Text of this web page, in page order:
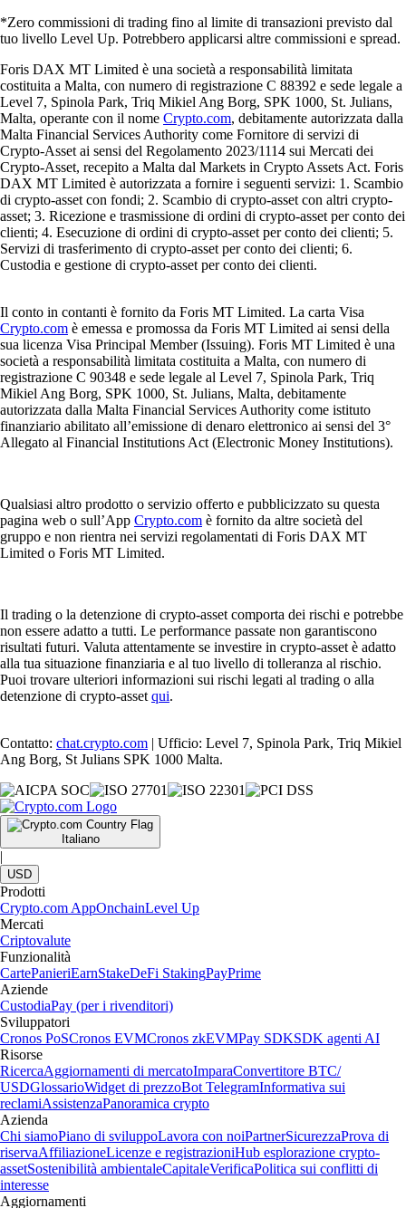
*Zero commissioni di trading fino al limite di transazioni previsto dal
tuo livello Level Up. Potrebbero applicarsi altre commissioni e spread.
Foris DAX MT Limited è una società a responsabilità limitata
costituita a Malta, con numero di registrazione C 88392 e sede legale a
Level 7, Spinola Park, Triq Mikiel Ang Borg, SPK 1000, St. Julians,
Malta, operante con il nome Crypto.com, debitamente autorizzata dalla
Malta Financial Services Authority come Fornitore di servizi di
Crypto-Asset ai sensi del Regolamento 2023/1114 sui Mercati dei
Crypto-Asset, recepito a Malta dal Markets in Crypto Assets Act. Foris
DAX MT Limited è autorizzata a fornire i seguenti servizi: 1. Scambio
di crypto-asset con fondi; 2. Scambio di crypto-asset con altri crypto-
asset; 3. Ricezione e trasmissione di ordini di crypto-asset per conto dei
clienti; 4. Esecuzione di ordini di crypto-asset per conto dei clienti; 5.
Servizi di trasferimento di crypto-asset per conto dei clienti; 6.
Custodia e gestione di crypto-asset per conto dei clienti.
Il conto in contanti è fornito da Foris MT Limited. La carta Visa
Crypto.com è emessa e promossa da Foris MT Limited ai sensi della
sua licenza Visa Principal Member (Issuing). Foris MT Limited è una
società a responsabilità limitata costituita a Malta, con numero di
registrazione C 90348 e sede legale al Level 7, Spinola Park, Triq
Mikiel Ang Borg, SPK 1000, St. Julians, Malta, debitamente
autorizzata dalla Malta Financial Services Authority come istituto
finanziario abilitato all’emissione di denaro elettronico ai sensi del 3°
Allegato al Financial Institutions Act (Electronic Money Institutions).
Qualsiasi altro prodotto o servizio offerto e pubblicizzato su questa
pagina web o sull’App Crypto.com è fornito da altre società del
gruppo e non rientra nei servizi regolamentati di Foris DAX MT
Limited o Foris MT Limited.
Il trading o la detenzione di crypto-asset comporta dei rischi e potrebbe
non essere adatto a tutti. Le performance passate non garantiscono
risultati futuri. Valuta attentamente se investire in crypto-asset è adatto
alla tua situazione finanziaria e al tuo livello di tolleranza al rischio.
Puoi trovare ulteriori informazioni sui rischi legati al trading o alla
detenzione di crypto-asset qui.
Contatto: chat.crypto.com | Ufficio: Level 7, Spinola Park, Triq Mikiel
Ang Borg, St Julians SPK 1000 Malta.
Italiano
|
USD
Prodotti
Crypto.com AppOnchainLevel Up
Mercati
Criptovalute
Funzionalità
CartePanieriEarnStakeDeFi StakingPayPrime
Aziende
CustodiaPay (per i rivenditori)
Sviluppatori
Cronos PoSCronos EVMCronos zkEVMPay SDKSDK agenti AI
Risorse
RicercaAggiornamenti di mercatoImparaConvertitore BTC/
USDGlossarioWidget di prezzoBot TelegramInformativa sui
reclamiAssistenzaPanoramica crypto
Azienda
Chi siamoPiano di sviluppoLavora con noiPartnerSicurezzaProva di
riservaAffiliazioneLicenze e registrazioniHub esplorazione crypto-
assetSostenibilità ambientaleCapitaleVerificaPolitica sui conflitti di
interesse
Aggiornamenti